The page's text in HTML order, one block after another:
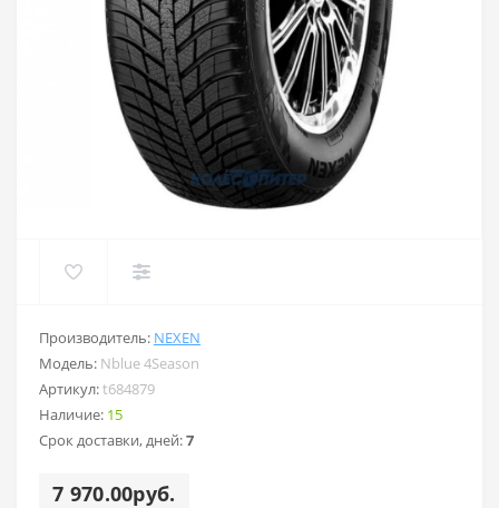
Производитель: NEXEN
Модель: Nblue 4Season
Артикул:t684879
Наличие: 15
Срок доставки, дней:7
7 970.00руб.